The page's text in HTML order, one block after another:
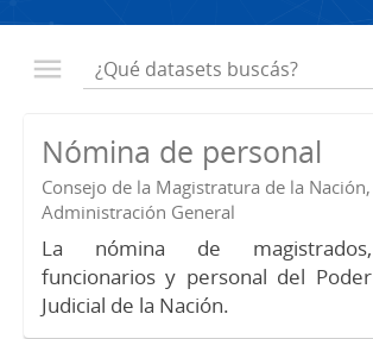
Nómina de personal
Consejo de la Magistratura de la Nación,
Administración General
La nómina de magistrados,
funcionarios y personal del Poder
Judicial de la Nación.